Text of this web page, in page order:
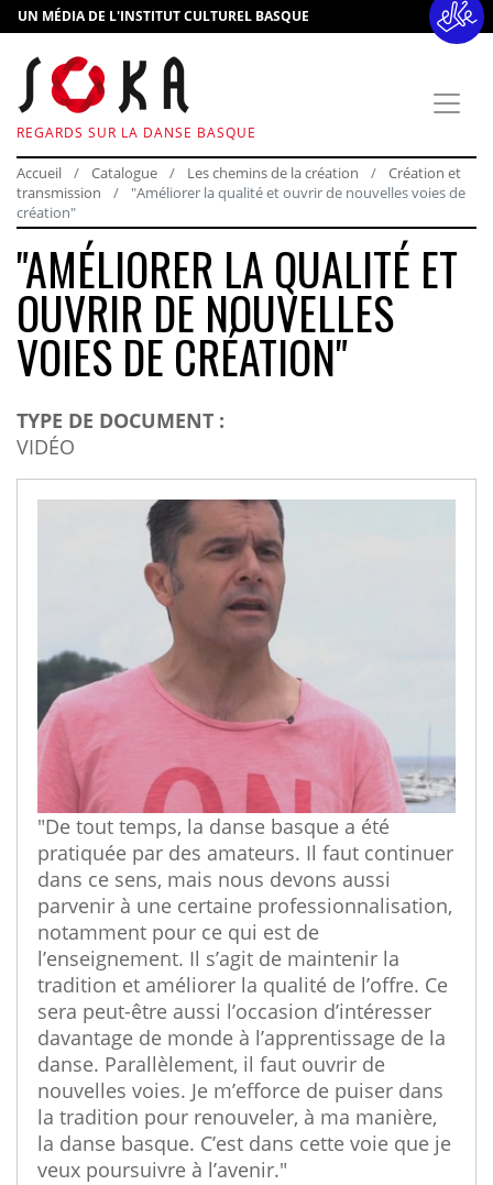
UN MÉDIA DE L'INSTITUT CULTUREL BASQUE
REGARDS SUR LA DANSE BASQUE
Accueil Catalogue Les chemins de la création
Création et
transmission
"Améliorer la qualité et ouvrir de nouvelles voies de
création"
"AMÉLIORER LA QUALITÉ ET
OUVRIR DE NOUVELLES
VOIES DE CRÉATION"
TYPE DE DOCUMENT :
VIDÉO
"De tout temps, la danse basque a été
pratiquée par des amateurs. Il faut continuer
dans ce sens, mais nous devons aussi
parvenir à une certaine professionnalisation,
notamment pour ce qui est de
l’enseignement. Il s’agit de maintenir la
tradition et améliorer la qualité de l’offre. Ce
sera peut-être aussi l’occasion d’intéresser
davantage de monde à l’apprentissage de la
danse. Parallèlement, il faut ouvrir de
nouvelles voies. Je m’efforce de puiser dans
la tradition pour renouveler, à ma manière,
la danse basque. C’est dans cette voie que je
veux poursuivre à l’avenir."